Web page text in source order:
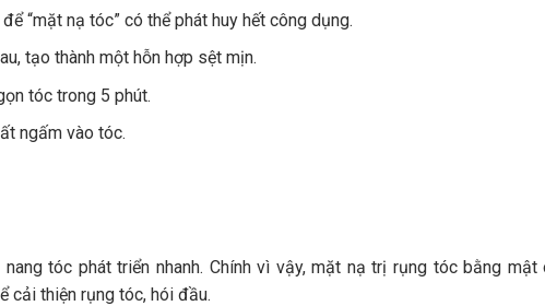
“mặt nạ tóc” có thể phát huy hết công dụng.
tạo thành một hỗn hợp sệt mịn.
tóc trong 5 phút.
ngấm vào tóc.
tóc phát triển nhanh. Chính vì vậy, mặt nạ trị rụng tóc bằng mật
cải thiện rụng tóc, hói đầu.